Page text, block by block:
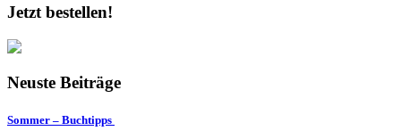
Jetzt bestellen!
Neuste Beiträge
Sommer – Buchtipps